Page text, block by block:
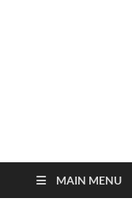
MAIN MENU